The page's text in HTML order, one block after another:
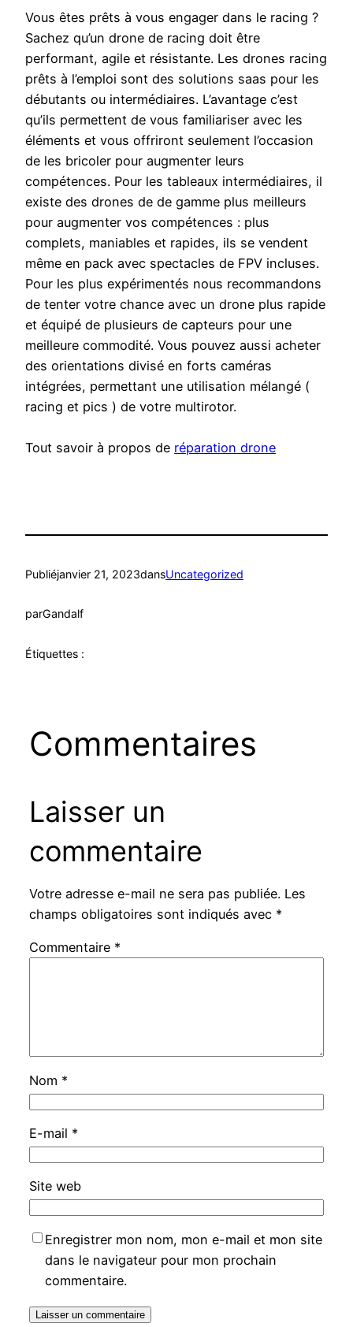
Vous êtes prêts à vous engager dans le racing ?
Sachez qu’un drone de racing doit être
performant, agile et résistante. Les drones racing
prêts à l’emploi sont des solutions saas pour les
débutants ou intermédiaires. L’avantage c’est
qu’ils permettent de vous familiariser avec les
éléments et vous offriront seulement l’occasion
de les bricoler pour augmenter leurs
compétences. Pour les tableaux intermédiaires, il
existe des drones de de gamme plus meilleurs
pour augmenter vos compétences : plus
complets, maniables et rapides, ils se vendent
même en pack avec spectacles de FPV incluses.
Pour les plus expérimentés nous recommandons
de tenter votre chance avec un drone plus rapide
et équipé de plusieurs de capteurs pour une
meilleure commodité. Vous pouvez aussi acheter
des orientations divisé en forts caméras
intégrées, permettant une utilisation mélangé (
racing et pics ) de votre multirotor.
Tout savoir à propos de réparation drone
Publiéjanvier 21, 2023dansUncategorized
parGandalf
Étiquettes :
Commentaires
Laisser un
commentaire
Votre adresse e-mail ne sera pas publiée. Les
champs obligatoires sont indiqués avec *
Commentaire *
Nom *
E-mail *
Site web
Enregistrer mon nom, mon e-mail et mon site
dans le navigateur pour mon prochain
commentaire.